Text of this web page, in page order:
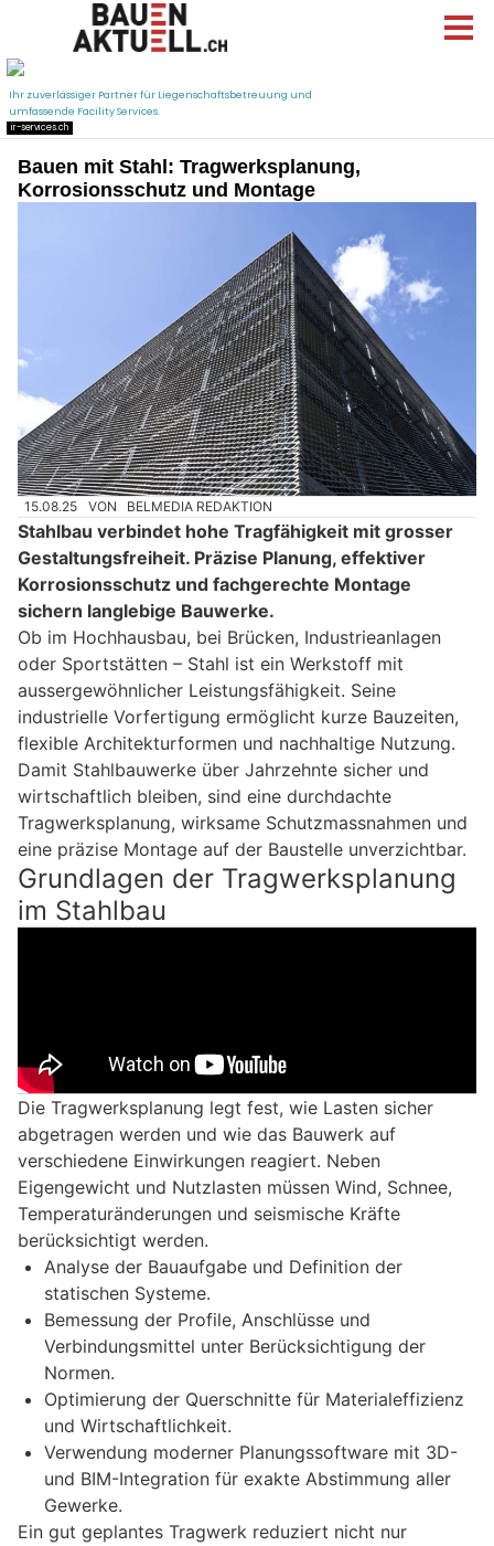
Bauen mit Stahl: Tragwerksplanung,
Korrosionsschutz und Montage
15.08.25 VON BELMEDIA REDAKTION
Stahlbau verbindet hohe Tragfähigkeit mit grosser
Gestaltungsfreiheit. Präzise Planung, effektiver
Korrosionsschutz und fachgerechte Montage
sichern langlebige Bauwerke.
Ob im Hochhausbau, bei Brücken, Industrieanlagen
oder Sportstätten – Stahl ist ein Werkstoff mit
aussergewöhnlicher Leistungsfähigkeit. Seine
industrielle Vorfertigung ermöglicht kurze Bauzeiten,
flexible Architekturformen und nachhaltige Nutzung.
Damit Stahlbauwerke über Jahrzehnte sicher und
wirtschaftlich bleiben, sind eine durchdachte
Tragwerksplanung, wirksame Schutzmassnahmen und
eine präzise Montage auf der Baustelle unverzichtbar.
Grundlagen der Tragwerksplanung
im Stahlbau
Die Tragwerksplanung legt fest, wie Lasten sicher
abgetragen werden und wie das Bauwerk auf
verschiedene Einwirkungen reagiert. Neben
Eigengewicht und Nutzlasten müssen Wind, Schnee,
Temperaturänderungen und seismische Kräfte
berücksichtigt werden.
Analyse der Bauaufgabe und Definition der
statischen Systeme.
Bemessung der Profile, Anschlüsse und
Verbindungsmittel unter Berücksichtigung der
Normen.
Optimierung der Querschnitte für Materialeffizienz
und Wirtschaftlichkeit.
Verwendung moderner Planungssoftware mit 3D-
und BIM-Integration für exakte Abstimmung aller
Gewerke.
Ein gut geplantes Tragwerk reduziert nicht nur